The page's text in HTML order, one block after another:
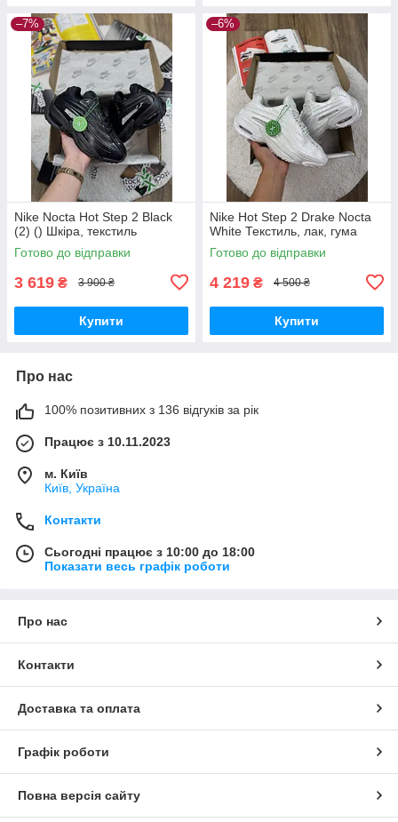
–7%
Nike Nocta Hot Step 2 Black
(2) () Шкіра, текстиль
Готово до відправки
3 619 ₴ 3 900 ₴
Купити
–6%
Nike Hot Step 2 Drake Nocta
White Текстиль, лак, гума
Готово до відправки
4 219 ₴ 4 500 ₴
Купити
Про нас
100% позитивних з 136 відгуків за рік
Працює з 10.11.2023
м. Київ
Київ, Україна
Контакти
Сьогодні працює з 10:00 до 18:00
Показати весь графік роботи
Про нас
Контакти
Доставка та оплата
Графік роботи
Повна версія сайту